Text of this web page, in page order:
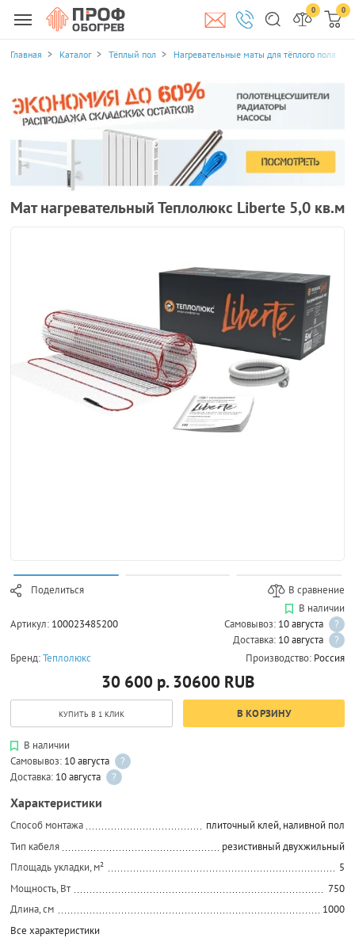
0 0
Главная Каталог Тёплый пол Нагревательные маты для тёплого пола
Мат нагревательный Теплолюкс Liberte 5,0 кв.м
Поделиться В сравнение
Артикул: 100023485200
В наличии
Самовывоз: 10 августа
?
Доставка: 10 августа
?
Бренд:Теплолюкс Производство: Россия
30 600 р. 30600 RUB
КУПИТЬ В 1 КЛИК В КОРЗИНУ
В наличии
Самовывоз: 10 августа
?
Доставка: 10 августа ?
Характеристики
Способ монтажа
плиточный клей, наливной пол
Тип кабеля
резистивный двухжильный
Площадь укладки, м²
5
Мощность, Вт
750
Длина, см
1000
Все характеристики